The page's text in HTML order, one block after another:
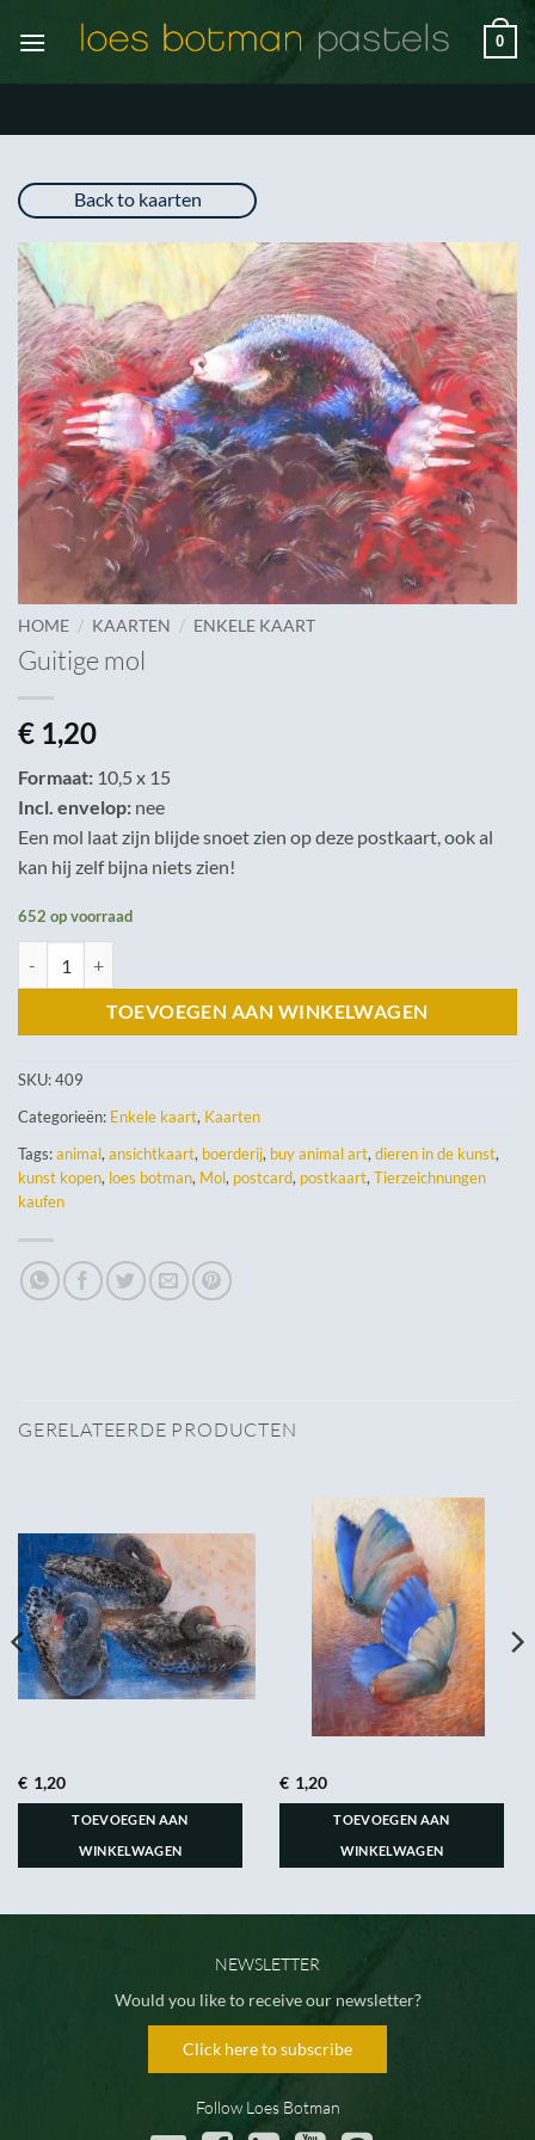
naar
0
Back to kaarten
HOME / KAARTEN / ENKELE KAART
Guitige mol
€ 1,20
Formaat: 10,5 x 15
Incl. envelop: nee
Een mol laat zijn blijde snoet zien op deze postkaart, ook al
kan hij zelf bijna niets zien!
652 op voorraad
TOEVOEGEN AAN WINKELWAGEN
SKU:409
Categorieën: Enkele kaart, Kaarten
Tags:animal, ansichtkaart, boerderij, buy animal art, dieren in de kunst,
kunst kopen, loes botman, Mol, postcard, postkaart, Tierzeichnungen
kaufen
GERELATEERDE PRODUCTEN
€ 1,20
TOEVOEGEN AAN
WINKELWAGEN
€ 1,20
TOEVOEGEN AAN
WINKELWAGEN
NEWSLETTER
Would you like to receive our newsletter?
Click here to subscribe
Follow Loes Botman